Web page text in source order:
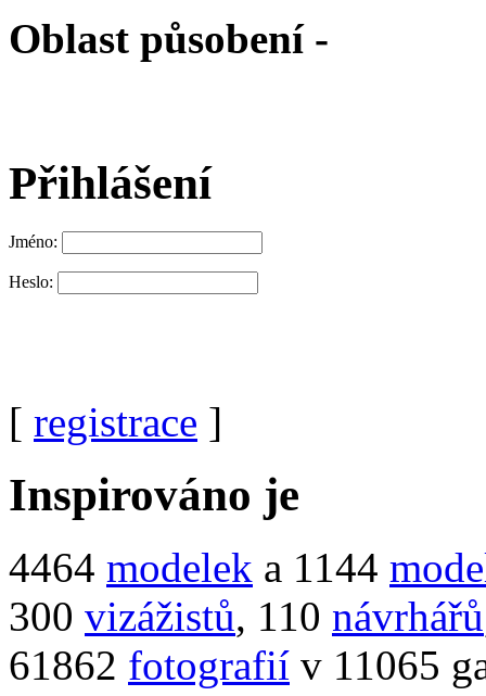
Oblast působení -
Přihlášení
Jméno:
Heslo:
[ registrace ]
Inspirováno je
4464 modelek a 1144
300 vizážistů, 110 návrhářů
61862 fotografií v 11065